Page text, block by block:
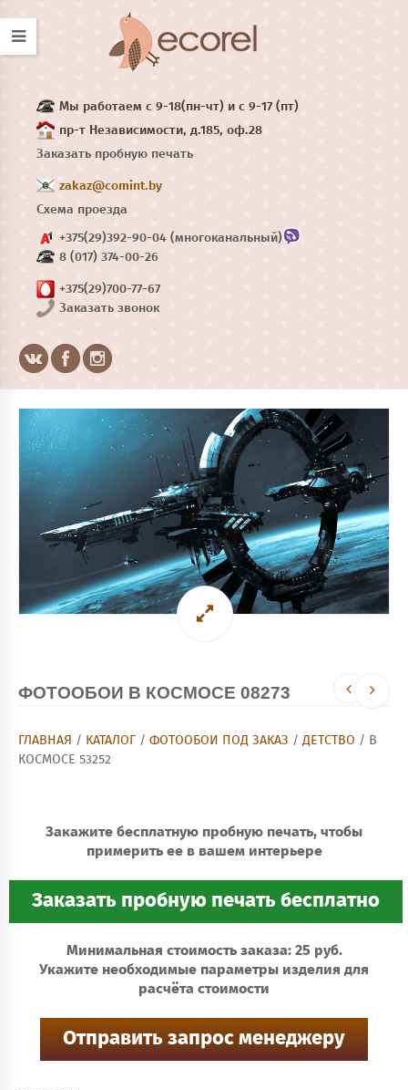
Мы работаем с 9-18(пн-чт) и с 9-17 (пт)
пр-т Независимости, д.185, оф.28
Заказать пробную печать
zakaz@comint.by
Схема проезда
+375(29)392-90-04 (многоканальный)
8 (017) 374-00-26
+375(29)700-77-67
Заказать звонок
ФОТООБОИ В КОСМОСЕ 08273
ГЛАВНАЯ / КАТАЛОГ / ФОТООБОИ ПОД ЗАКАЗ / ДЕТСТВО / В
КОСМОСЕ 53252
Закажите бесплатную пробную печать, чтобы
примерить ее в вашем интерьере
Минимальная стоимость заказа: 25 руб.
Укажите необходимые параметры изделия для
расчёта стоимости